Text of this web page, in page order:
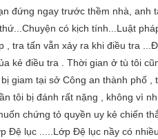
đứng ngay trước thềm nhà, anh
có kịch tính...Luật
, tra tấn vẫn xảy ra khi điều tra
kẻ điều tra . Thời gian ở tù tôi
giam tại sở Công an thành phố ,
tôi bị đánh rất nặng , không vì
chứng tỏ quyền uy kẻ chiến
Đệ lục .....Lớp Đệ lục nầy có